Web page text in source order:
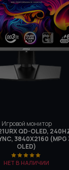
Игровой монитор
QD-OLED,
3840Х2160 (MPG
OLED)
НЕТ В НАЛИЧИИ